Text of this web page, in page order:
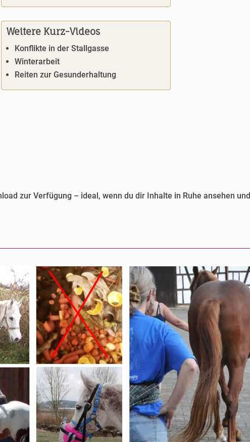
Weitere Kurz-Videos
Konflikte in der Stallgasse
Winterarbeit
Reiten zur Gesunderhaltung
zur Verfügung – ideal, wenn du dir Inhalte in Ruhe ansehen